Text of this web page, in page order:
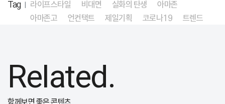
Tag 라이프스타일 비대면 실화의 탄생
아마존
아마존고
언컨택트 제일기획 코로나19 트렌드
Related.
함께보면 좋은 콘텐츠